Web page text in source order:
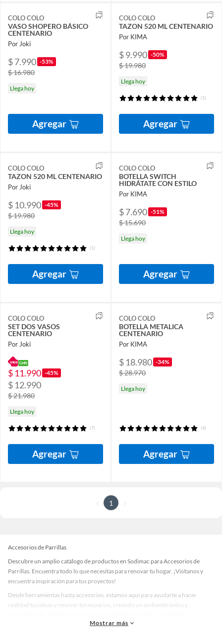
COLO COLO
VASO SHOPERO BÁSICO
CENTENARIO
Por Joki
$ 7.990 -53%
$ 16.980
Llega hoy
Agregar
COLO COLO
TAZON 520 ML CENTENARIO
Por KIMA
$ 9.990 -50%
$ 19.980
Llega hoy
(1)
Agregar
COLO COLO
TAZON 520 ML CENTENARIO
Por Joki
$ 10.990 -45%
$ 19.980
Llega hoy
(1)
Agregar
COLO COLO
BOTELLA SWITCH
HIDRÁTATE CON ESTILO
Por KIMA
$ 7.690 -51%
$ 15.690
Llega hoy
Agregar
COLO COLO
SET DOS VASOS
CENTENARIO
Por Joki
$ 11.990 -45%
$ 12.990
$ 21.980
Llega hoy
(7)
Agregar
COLO COLO
BOTELLA METALICA
CENTENARIO
Por KIMA
$ 18.980 -34%
$ 28.970
Llega hoy
(4)
Agregar
1
Accesorios de Parrillas
Descubre un amplio catálogo de productos en Sodimac para Accesorios de
Parrillas. Encuentra todo lo que necesitas para renovar tu hogar. ¡Visítanos y
encuentra inspiración para tus proyectos!
Desde herramientas hasta accesorios, estamos aquí para ayudarte a hacer
realidad tus ideas y renovar tus espacios, creando un ambiente único y
accesorios de calidad que te ayudarán a crear un espacio más tú.
Mostrar más